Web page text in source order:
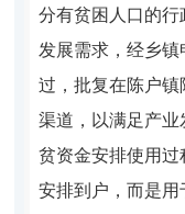
分有贫困人口的
发展需求，经乡
过，批复在陈户
渠道，以满足产
贫资金安排使用
安排到户，而是